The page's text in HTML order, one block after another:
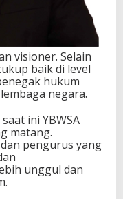
visioner. Selain
baik di level
hukum
negara.
ini YBWSA
matang.
pengurus yang
unggul dan